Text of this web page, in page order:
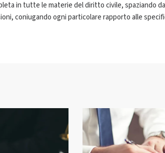
in tutte le materie del diritto civile, spaziando
coniugando ogni particolare rapporto alle